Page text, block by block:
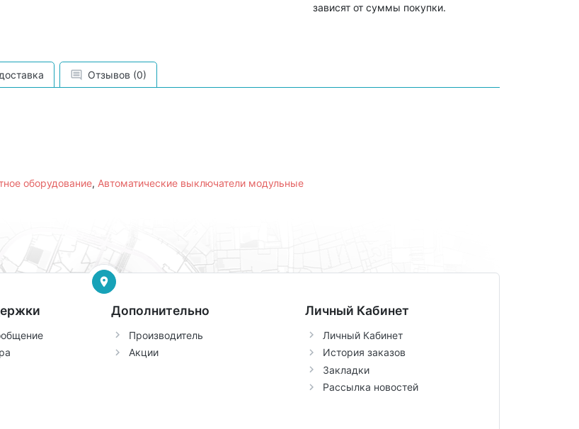
зависят от суммы покупки.
Отзывов (0)
оборудование, Автоматические выключатели модульные
Дополнительно
Производитель
Акции
Личный Кабинет
Личный Кабинет
История заказов
Закладки
Рассылка новостей